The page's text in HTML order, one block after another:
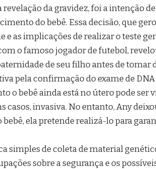
da gravidez, foi a intenção
do bebê. Essa decisão, que
e as implicações de realizar o teste
o famoso jogador de futebol,
de seu filho antes de tomar
pela confirmação do exame de
o bebê ainda está no útero pode ser
invasiva. No entanto, Any
ela pretende realizá-lo para
simples de coleta de material
sobre a segurança e os